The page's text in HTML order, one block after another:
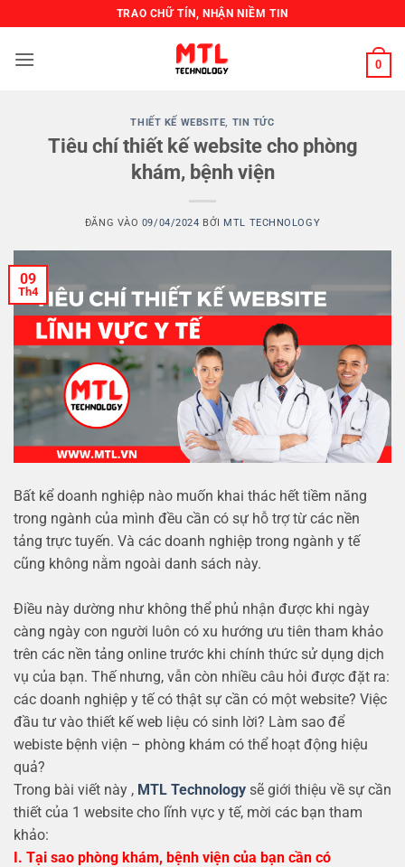
qua
nội
TRAO CHỮ TÍN, NHẬN NIỀM TIN
0
THIẾT KẾ WEBSITE, TIN TỨC
Tiêu chí thiết kế website cho phòng
khám, bệnh viện
ĐĂNG VÀO 09/04/2024 BỞI MTL TECHNOLOGY
09
Th4
Bất kể doanh nghiệp nào muốn khai thác hết tiềm năng
trong ngành của mình đều cần có sự hỗ trợ từ các nền
tảng trực tuyến. Và các doanh nghiệp trong ngành y tế
cũng không nằm ngoài danh sách này.
Điều này dường như không thể phủ nhận được khi ngày
càng ngày con người luôn có xu hướng ưu tiên tham khảo
trên các nền tảng online trước khi chính thức sử dụng dịch
vụ của bạn. Thế nhưng, vẫn còn nhiều câu hỏi được đặt ra:
các doanh nghiệp y tế có thật sự cần có một website? Việc
đầu tư vào thiết kế web liệu có sinh lời? Làm sao để
webiste bệnh viện – phòng khám có thể hoạt động hiệu
quả?
Trong bài viết này , MTL Technology sẽ giới thiệu về sự cần
thiết của 1 website cho lĩnh vực y tế, mời các bạn tham
khảo:
I. Tại sao phòng khám, bệnh viện của bạn cần có